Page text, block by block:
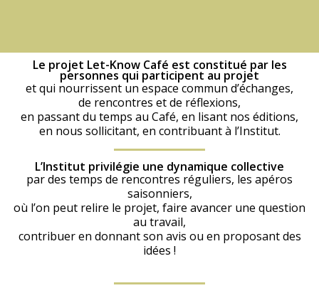
Le projet Let-Know Café est constitué par les
personnes qui participent au projet
et qui nourrissent un espace commun d’échanges,
de rencontres et de réflexions,
en passant du temps au Café, en lisant nos éditions,
en nous sollicitant, en contribuant à l’Institut.
L’Institut privilégie une dynamique collective
par des temps de rencontres réguliers, les apéros
saisonniers,
où l’on peut relire le projet, faire avancer une question
au travail,
contribuer en donnant son avis ou en proposant des
idées !